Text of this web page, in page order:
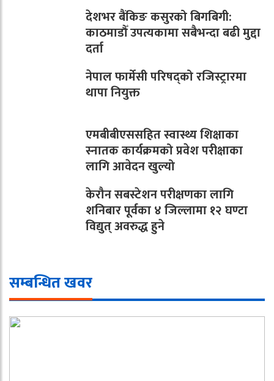
देशभर बैंकिङ कसुरको बिगबिगी:
काठमाडौँ उपत्यकामा सबैभन्दा बढी मुद्दा
दर्ता
नेपाल फार्मेसी परिषद्को रजिस्ट्रारमा
थापा नियुक्त
एमबीबीएससहित स्वास्थ्य शिक्षाका
स्नातक कार्यक्रमको प्रवेश परीक्षाका
लागि आवेदन खुल्यो
केरौन सबस्टेशन परीक्षणका लागि
शनिबार पूर्वका ४ जिल्लामा १२ घण्टा
विद्युत् अवरुद्ध हुने
सम्बन्धित खवर